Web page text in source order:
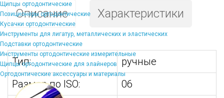
Щипцы ортодонтические
Позиционеры ортодонтические
Кусачки ортодонтические
Инструменты для лигатур, металлических и эластических
Подставки ортодонтические
Инструменты ортодонтические измерительные
Щипцы ортодонтические для элайнеров
Ортодонтические аксессуары и материалы
Описание Характеристики
Тип:
ручные
Размер по ISO:
06